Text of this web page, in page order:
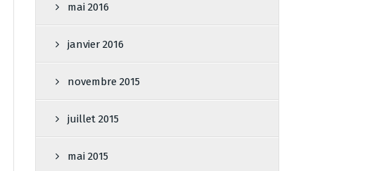
mai 2016
janvier 2016
novembre 2015
juillet 2015
mai 2015